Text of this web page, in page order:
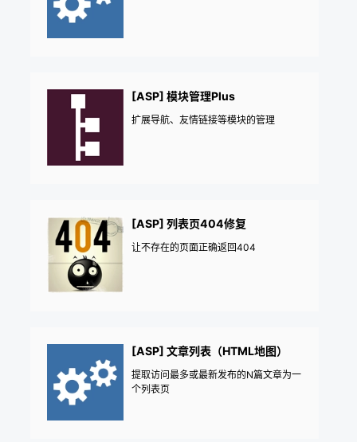
[ASP] 模块管理Plus
扩展导航、友情链接等模块的管理
[ASP] 列表页404修复
让不存在的页面正确返回404
[ASP] 文章列表（HTML地图）
提取访问最多或最新发布的N篇文章为一
个列表页